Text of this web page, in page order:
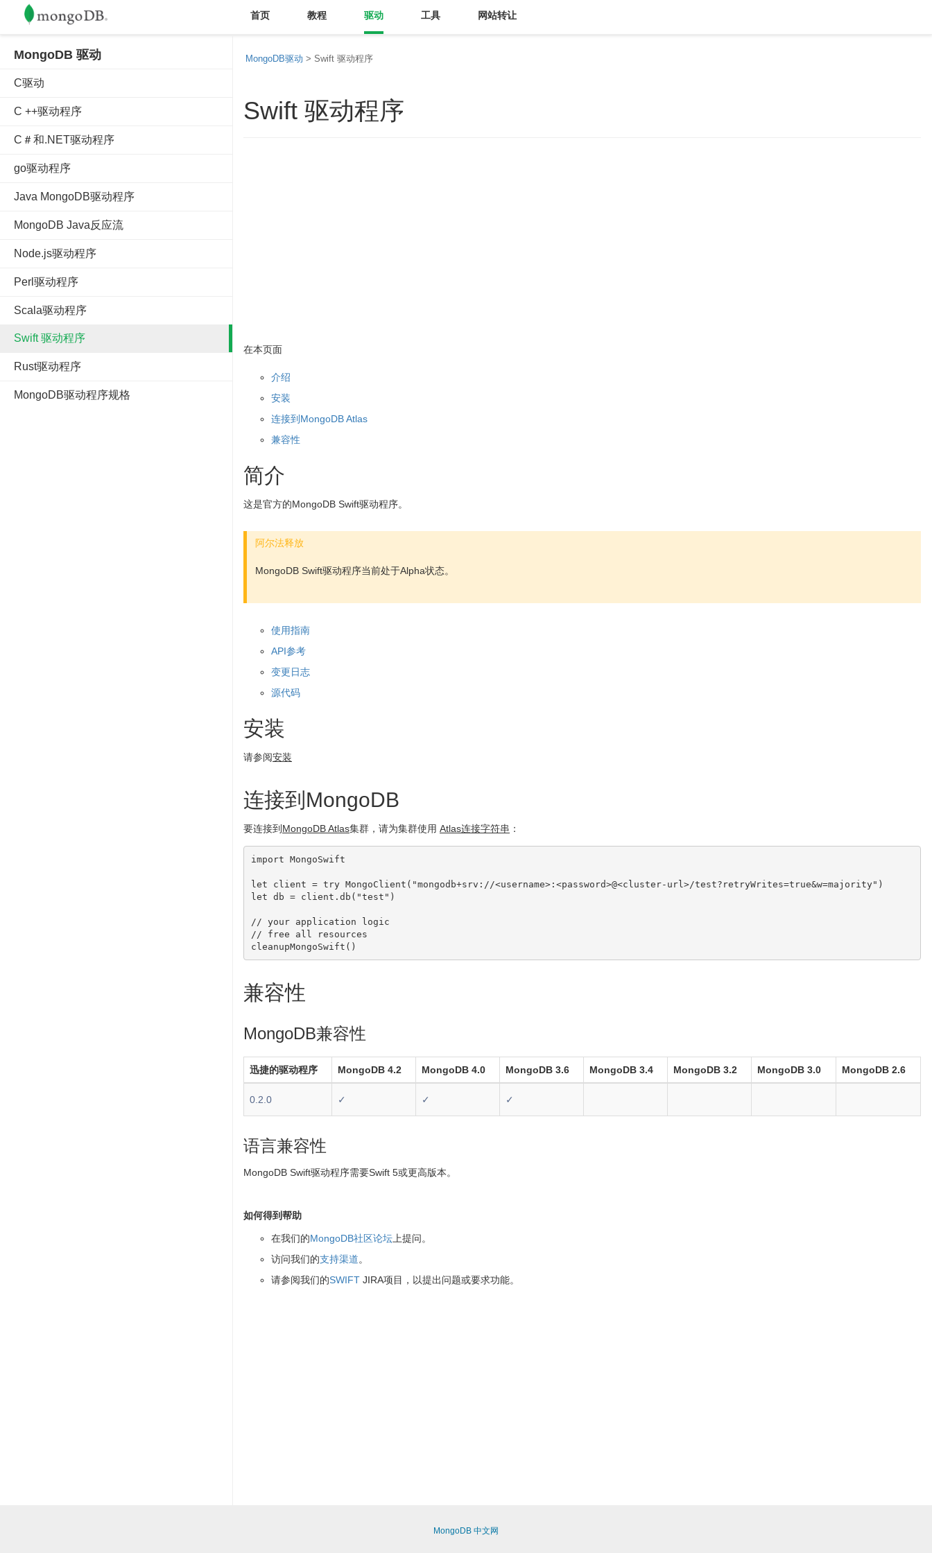
首页 教程 驱动 工具 网站转让
MongoDB 驱动
C驱动
C ++驱动程序
C＃和.NET驱动程序
go驱动程序
Java MongoDB驱动程序
MongoDB Java反应流
Node.js驱动程序
Perl驱动程序
Scala驱动程序
Swift 驱动程序
Rust驱动程序
MongoDB驱动程序规格
MongoDB驱动 > Swift 驱动程序
Swift 驱动程序
在本页面
介绍
安装
连接到MongoDB Atlas
兼容性
简介
这是官方的MongoDB Swift驱动程序。
阿尔法释放
MongoDB Swift驱动程序当前处于Alpha状态。
使用指南
API参考
变更日志
源代码
安装
请参阅安装
连接到MongoDB
要连接到 MongoDB Atlas集群，请为集群使用 Atlas连接字符串 ：
import MongoSwift
let client = try MongoClient ( "mongodb+srv://<username>:<password>@<cluster-url>/test?retryWrites=true&w=majority"
let db = client.db( "test" )
// your application logic
// free all resources
cleanupMongoSwift()
兼容性
MongoDB兼容性
迅捷的驱动程序 MongoDB 4.2 MongoDB 4.0 MongoDB 3.6 MongoDB 3.4 MongoDB 3.2 MongoDB 3.0 MongoDB 2.6
0.2.0 ✓ ✓ ✓
语言兼容性
MongoDB Swift驱动程序需要Swift 5或更高版本。
如何得到帮助
在我们的MongoDB社区论坛 上提问。
访问我们的支持渠道。
请参阅我们的SWIFT JIRA项目，以提出问题或要求功能。
MongoDB 中文网